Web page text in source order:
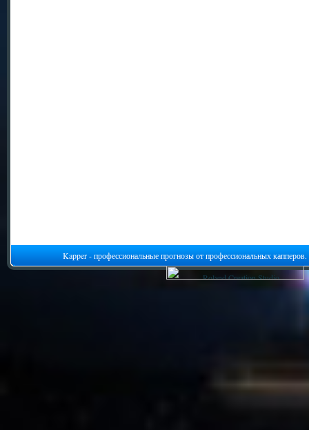
Kapper - профессиональные прогнозы от профессиональных